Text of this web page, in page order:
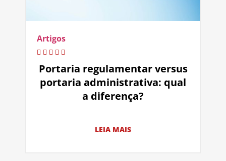
Artigos
Portaria regulamentar versus
portaria administrativa: qual
a diferença?
LEIA MAIS